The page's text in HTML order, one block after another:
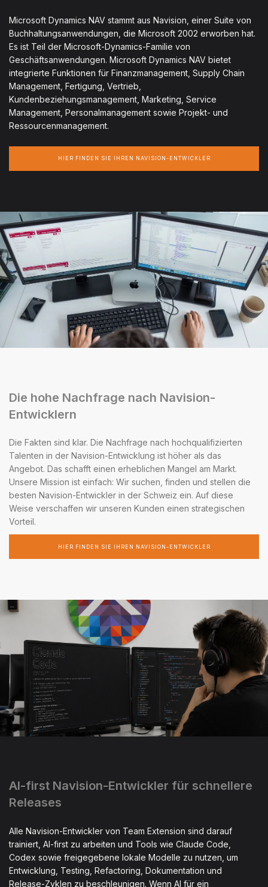
Microsoft Dynamics NAV stammt aus Navision, einer Suite von
Buchhaltungsanwendungen, die Microsoft 2002 erworben hat.
Es ist Teil der Microsoft-Dynamics-Familie von
Geschäftsanwendungen. Microsoft Dynamics NAV bietet
integrierte Funktionen für Finanzmanagement, Supply Chain
Management, Fertigung, Vertrieb,
Kundenbeziehungsmanagement, Marketing, Service
Management, Personalmanagement sowie Projekt- und
Ressourcenmanagement.
HIER FINDEN SIE IHREN NAVISION-ENTWICKLER
Die hohe Nachfrage nach Navision-
Entwicklern
Die Fakten sind klar. Die Nachfrage nach hochqualifizierten
Talenten in der Navision-Entwicklung ist höher als das
Angebot. Das schafft einen erheblichen Mangel am Markt.
Unsere Mission ist einfach: Wir suchen, finden und stellen die
besten Navision-Entwickler in der Schweiz ein. Auf diese
Weise verschaffen wir unseren Kunden einen strategischen
Vorteil.
HIER FINDEN SIE IHREN NAVISION-ENTWICKLER
AI-first Navision-Entwickler für schnellere
Releases
Alle Navision-Entwickler von Team Extension sind darauf
trainiert, AI-first zu arbeiten und Tools wie Claude Code,
Codex sowie freigegebene lokale Modelle zu nutzen, um
Entwicklung, Testing, Refactoring, Dokumentation und
Release-Zyklen zu beschleunigen. Wenn AI für ein